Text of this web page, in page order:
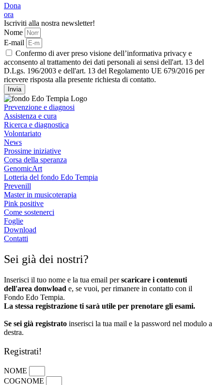
Dona
ora
Iscriviti alla nostra newsletter!
Nome
E-mail
Confermo di aver preso visione dell’informativa privacy e
acconsento al trattamento dei dati personali ai sensi dell'art. 13 del
D.Lgs. 196/2003 e dell'art. 13 del Regolamento UE 679/2016 per
ricevere risposta alla presente richiesta di contatto.
Invia
Prevenzione e diagnosi
Assistenza e cura
Ricerca e diagnostica
Volontariato
News
Prossime iniziative
Corsa della speranza
GenomicArt
Lotteria del fondo Edo Tempia
Prevenill
Master in musicoterapia
Pink positive
Come sostenerci
Foglie
Download
Contatti
Sei già dei nostri?
Inserisci il tuo nome e la tua email perscaricare i contenuti
dell'area donwload e, se vuoi, per rimanere in contatto con il
Fondo Edo Tempia.
La stessa registrazione ti sarà utile per prenotare gli esami.
Se sei già registrato inserisci la tua mail e la password nel modulo a
destra.
Registrati!
NOME
COGNOME